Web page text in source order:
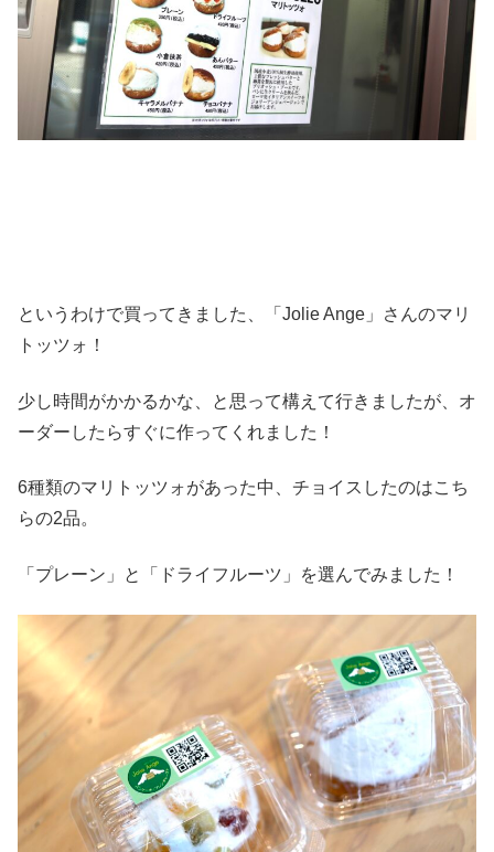
というわけで買ってきました、「Jolie Ange」さんのマリ
トッツォ！
少し時間がかかるかな、と思って構えて行きましたが、オ
ーダーしたらすぐに作ってくれました！
6種類のマリトッツォがあった中、チョイスしたのはこち
らの2品。
「プレーン」と「ドライフルーツ」を選んでみました！